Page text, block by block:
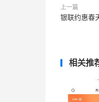
上一篇
银联约惠春
相关推